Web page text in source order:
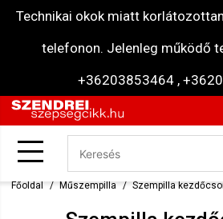
Technikai okok miatt
telefonon. Jelenleg működő
+36203853464 ,
Főoldal Műszempilla Szempilla